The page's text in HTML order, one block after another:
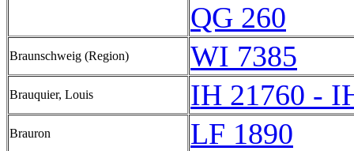
QG 260
Braunschweig (Region) WI 7385
Brauquier, Louis IH 21760 -
Brauron LF 1890